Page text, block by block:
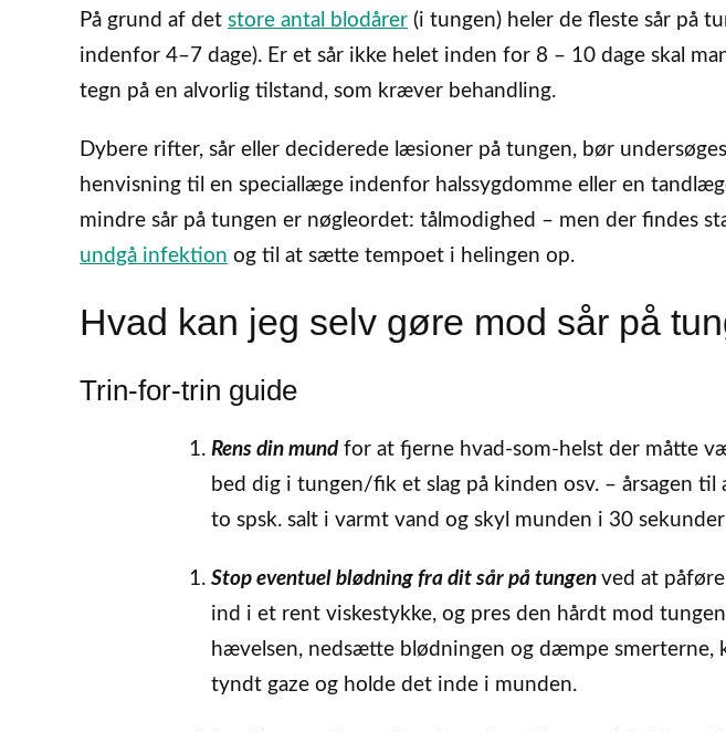
På grund af det store antal blodårer (i tungen) heler de fleste sår på
indenfor 4–7 dage). Er et sår ikke helet inden for 8 – 10 dage skal
tegn på en alvorlig tilstand, som kræver behandling.
Dybere rifter, sår eller deciderede læsioner på tungen, bør
henvisning til en speciallæge indenfor halssygdomme eller en
mindre sår på tungen er nøgleordet: tålmodighed – men der findes
undgå infektion og til at sætte tempoet i helingen op.
Hvad kan jeg selv gøre mod sår på
Trin-for-trin guide
Rens din mundfor at fjerne hvad-som-helst der måtte
bed dig i tungen/fik et slag på kinden osv. – årsagen til
to spsk. salt i varmt vand og skyl munden i 30
Stop eventuel blødning fra dit sår på tungen ved at
ind i et rent viskestykke, og pres den hårdt mod
hævelsen, nedsætte blødningen og dæmpe smerterne,
tyndt gaze og holde det inde i munden.